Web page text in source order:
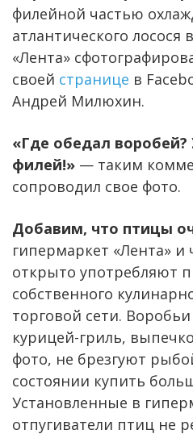
филейной частью
атлантического лосося
«Лента»
своей странице в
Андрей Милюхин.
«Где обедал
филей!» — таким
сопроводил свое фото.
Добавим, что птицы
гипермаркет «Лента»
открыто употребляют
собственного
торговой сети.
курицей-гриль,
фото, не брезгуют
состоянии купить
Установленные в
отпугиватели птиц не